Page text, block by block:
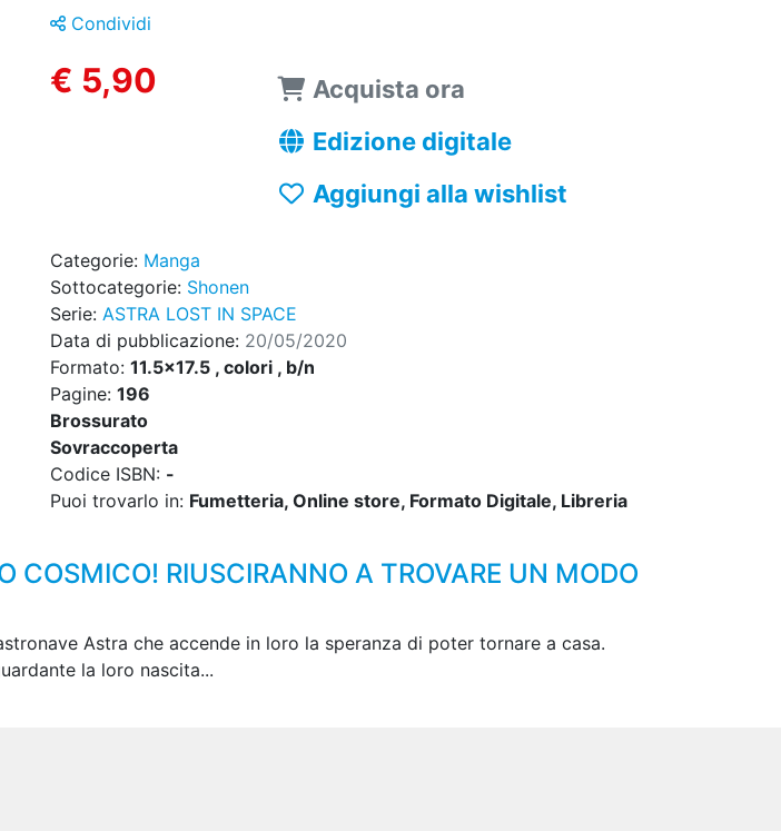
Condividi
€ 5,90
Acquista ora
Edizione digitale
Aggiungi alla wishlist
Categorie: Manga
Sottocategorie: Shonen
Serie: ASTRA LOST IN SPACE
Data di pubblicazione: 20/05/2020
Formato: 11.5x17.5 , colori , b/n
Pagine: 196
Brossurato
Sovraccoperta
Codice ISBN: -
Puoi trovarlo in: Fumetteria, Online store, Formato Digitale, Libreria
COSMICO! RIUSCIRANNO A TROVARE UN MODO
Astra che accende in loro la speranza di poter tornare a casa.
la loro nascita...